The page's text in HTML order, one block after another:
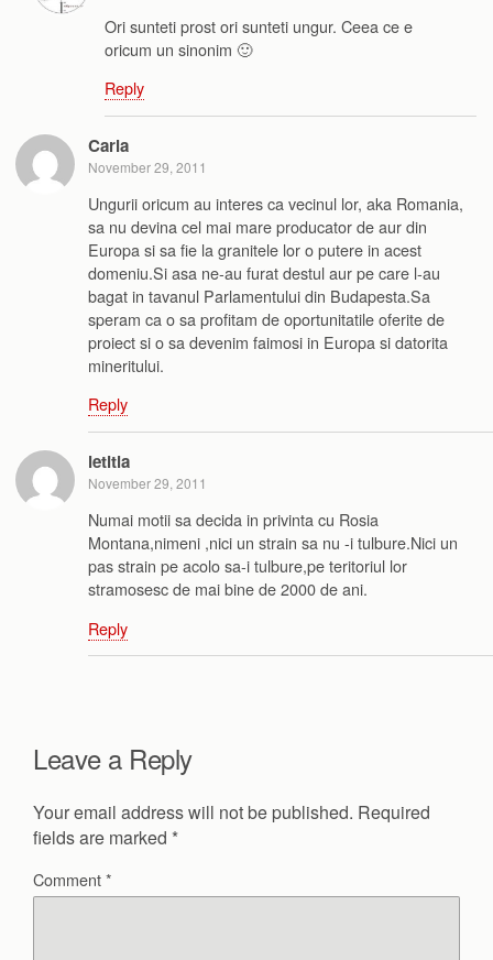
Ori sunteti prost ori sunteti ungur. Ceea ce e
oricum un sinonim 🙂
Reply
Carla
November 29, 2011
Ungurii oricum au interes ca vecinul lor, aka Romania,
sa nu devina cel mai mare producator de aur din
Europa si sa fie la granitele lor o putere in acest
domeniu.Si asa ne-au furat destul aur pe care l-au
bagat in tavanul Parlamentului din Budapesta.Sa
speram ca o sa profitam de oportunitatile oferite de
proiect si o sa devenim faimosi in Europa si datorita
mineritului.
Reply
letitia
November 29, 2011
Numai motii sa decida in privinta cu Rosia
Montana,nimeni ,nici un strain sa nu -i tulbure.Nici un
pas strain pe acolo sa-i tulbure,pe teritoriul lor
stramosesc de mai bine de 2000 de ani.
Reply
Leave a Reply
Your email address will not be published. Required
fields are marked *
Comment*